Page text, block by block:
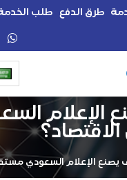
طرق الدفع طلب
الإعلام
يصنع الإعلام السعودي